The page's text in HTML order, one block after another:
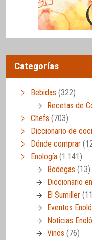
Categorías
Bebidas (322)
Recetas de
Chefs (703)
Diccionario de
Dónde comprar
Enología (1.141)
Bodegas (13)
Diccionario
El Sumiller
Eventos
Noticias
Vinos (76)